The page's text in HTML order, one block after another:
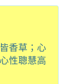
香草；心
性聰慧高